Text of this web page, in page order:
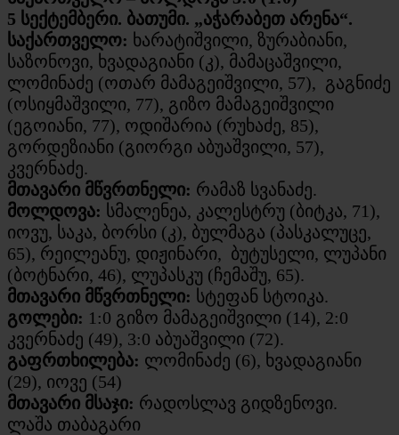
5 სექტემბერი. ბათუმი. „აჭარაბეთ არენა“.
საქართველო: ხარატიშვილი, ზურაბიანი,
საზონოვი, ხვადაგიანი (კ), მამაცაშვილი,
ლომინაძე (ოთარ მამაგეიშვილი, 57), გაგნიძე
(ოსიყმაშვილი, 77), გიზო მამაგეიშვილი
(ეგოიანი, 77), ოდიშარია (რუხაძე, 85),
გორდეზიანი (გიორგი აბუაშვილი, 57),
კვერნაძე.
მთავარი მწვრთნელი: რამაზ სვანაძე.
მოლდოვა: სმალენეა, კალესტრუ (ბიტკა, 71),
იოვუ, საკა, ბორსი (კ), ბულმაგა (პასკალუცე,
65), რეილეანუ, დიჟინარი, ბუტუსელი, ლუპანი
(ბოტნარი, 46), ლუპასკუ (ჩემაშუ, 65).
მთავარი მწვრთნელი: სტეფან სტოიკა.
გოლები: 1:0 გიზო მამაგეიშვილი (14), 2:0
კვერნაძე (49), 3:0 აბუაშვილი (72).
გაფრთხილება: ლომინაძე (6), ხვადაგიანი
(29), იოვე (54)
მთავარი მსაჯი: რადოსლავ გიდზენოვი.
ლაშა თაბაგარი